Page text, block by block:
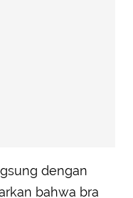
dengan
bahwa bra